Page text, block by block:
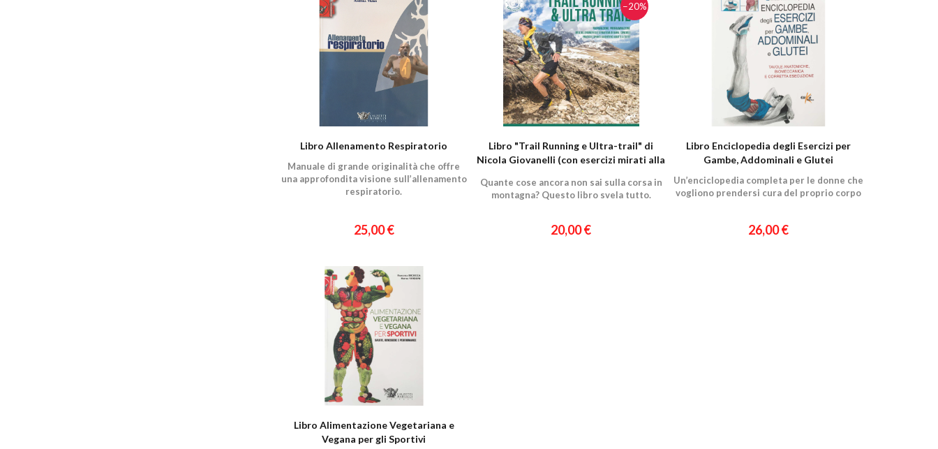
Libro Allenamento Respiratorio
Manuale di grande originalità che offre
una approfondita visione sull’allenamento
respiratorio.
25,00 €
−20%
Libro "Trail Running e Ultra-trail" di
Nicola Giovanelli (con esercizi mirati alla
Quante cose ancora non sai sulla corsa in
montagna? Questo libro svela tutto.
20,00 €
Libro Enciclopedia degli Esercizi per
Gambe, Addominali e Glutei
Un’enciclopedia completa per le donne che
vogliono prendersi cura del proprio corpo
26,00 €
Libro Alimentazione Vegetariana e
Vegana per gli Sportivi